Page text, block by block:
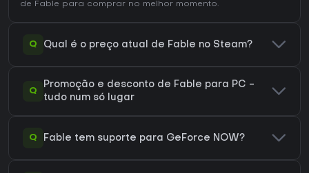
de Fable para comprar no melhor momento.
Q Qual é o preço atual de Fable no Steam?
Q
Promoção e desconto de Fable para PC -
tudo num só lugar
Q Fable tem suporte para GeForce NOW?